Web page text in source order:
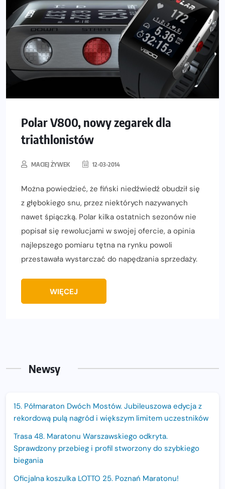
Polar V800, nowy zegarek dla
triathlonistów
MACIEJ ŻYWEK 12-03-2014
Można powiedzieć, że fiński niedźwiedź obudził się
z głębokiego snu, przez niektórych nazywanych
nawet śpiączką. Polar kilka ostatnich sezonów nie
popisał się rewolucjami w swojej ofercie, a opinia
najlepszego pomiaru tętna na rynku powoli
przestawała wystarczać do napędzania sprzedaży.
WIĘCEJ
Newsy
15. Półmaraton Dwóch Mostów. Jubileuszowa edycja z
rekordową pulą nagród i większym limitem uczestników
Trasa 48. Maratonu Warszawskiego odkryta.
Sprawdzony przebieg i profil stworzony do szybkiego
biegania
Oficjalna koszulka LOTTO 25. Poznań Maratonu!